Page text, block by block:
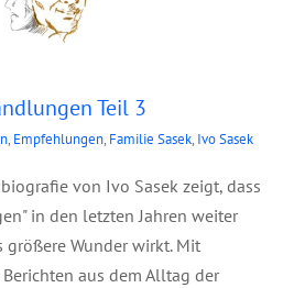
Teil 3
, Empfehlungen, Familie Sasek, Ivo Sasek
von Ivo Sasek zeigt, dass
in den letzten Jahren weiter
größere Wunder wirkt. Mit
aus dem Alltag der